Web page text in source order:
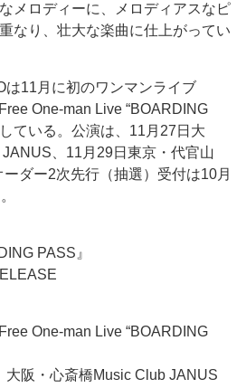
メロディーに、メロディアスなピ
なり、壮大な楽曲に仕上がってい
11月に初のワンマンライブ
One-man Live “BOARDING
ている。公演は、11月27日大
、11月29日東京・代官山
ダー2次先行（抽選）受付は10月
PASS』
One-man Live “BOARDING
大阪・心斎橋Music Club JANUS